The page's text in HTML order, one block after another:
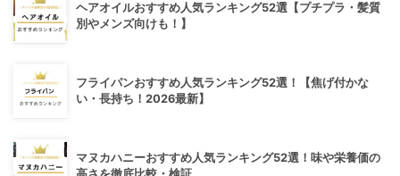
ヘアオイルおすすめ人気ランキング52選【プチプラ・髪質
別やメンズ向けも！】
フライパンおすすめ人気ランキング52選！【焦げ付かな
い・長持ち！2026最新】
マヌカハニーおすすめ人気ランキング52選！味や栄養価の